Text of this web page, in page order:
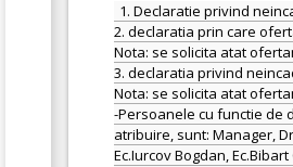
1. Declaratie privind
2. declaratia prin care
Nota: se solicita atat
3. declaratia privind
Nota: se solicita atat
-Persoanele cu functie de
atribuire, sunt: Manager,
Ec.Iurcov Bogdan,